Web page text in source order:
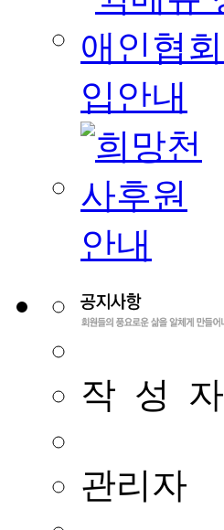
작 성 자
관리자